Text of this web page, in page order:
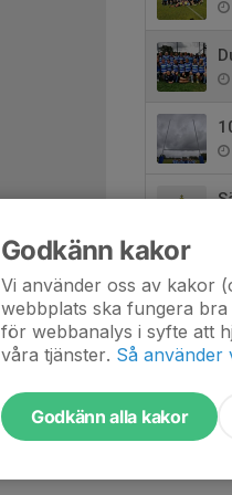
Godkänn kakor
Vi använder oss av kakor
webbplats ska fungera
för webbanalys i syfte att
våra tjänster. Så använder
Godkänn alla kakor